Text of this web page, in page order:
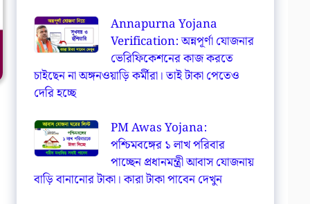
Annapurna Yojana
Verification: অন্নপূর্ণা যোজনার
ভেরিফিকেশনের কাজ করতে
চাইছেন না অঙ্গনওয়াড়ি কর্মীরা। তাই টাকা পেতেও
দেরি হচ্ছে
PM Awas Yojana:
পশ্চিমবঙ্গের ১ লাখ পরিবার
পাচ্ছেন প্রধানমন্ত্রী আবাস যোজনায়
বাড়ি বানানোর টাকা। কারা টাকা পাবেন দেখুন